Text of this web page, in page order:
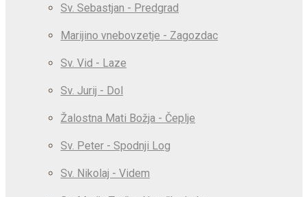
Sv. Sebastjan - Predgrad
Marijino vnebovzetje - Zagozdac
Sv. Vid - Laze
Sv. Jurij - Dol
Žalostna Mati Božja - Čeplje
Sv. Peter - Spodnji Log
Sv. Nikolaj - Videm